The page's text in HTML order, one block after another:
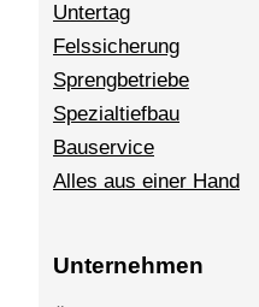
Untertag
Felssicherung
Sprengbetriebe
Spezialtiefbau
Bauservice
Alles aus einer Hand
Unternehmen